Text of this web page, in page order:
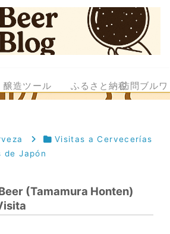
醸造ツール ふるさと納税訪問ブル
Visitas a Cervecerías
de Japón
(Tamamura Honten)